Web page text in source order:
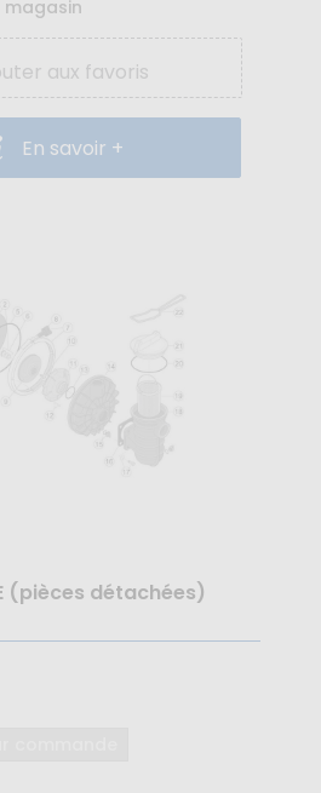
magasin
aux favoris
En savoir +
(pièces détachées)